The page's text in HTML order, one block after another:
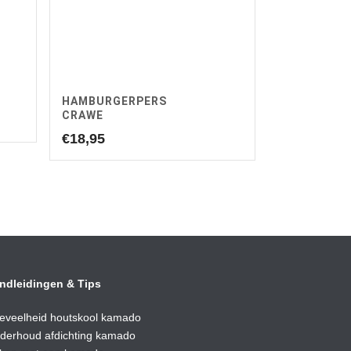
HAMBURGERPERS
CRAWE
€18,95
& Tips
houtskool kamado
afdichting kamado